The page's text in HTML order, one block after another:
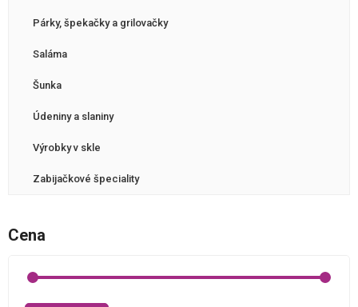
Párky, špekačky a grilovačky
Saláma
Šunka
Údeniny a slaniny
Výrobky v skle
Zabijačkové špeciality
Cena